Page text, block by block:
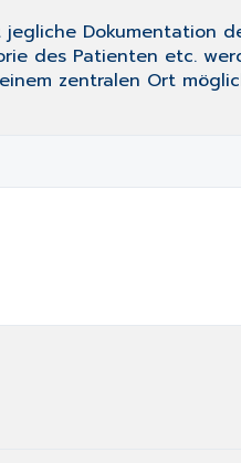
Dokumentation
des Patienten etc.
zentralen Ort